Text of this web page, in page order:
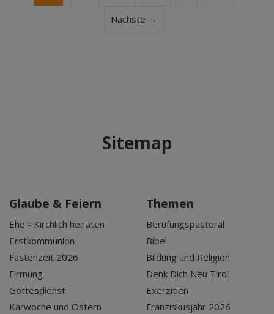
Nächste →
Sitemap
Glaube & Feiern
Ehe - Kirchlich heiraten
Erstkommunion
Fastenzeit 2026
Firmung
Gottesdienst
Karwoche und Ostern
Themen
Berufungspastoral
Bibel
Bildung und Religion
Denk Dich Neu Tirol
Exerzitien
Franziskusjahr 2026